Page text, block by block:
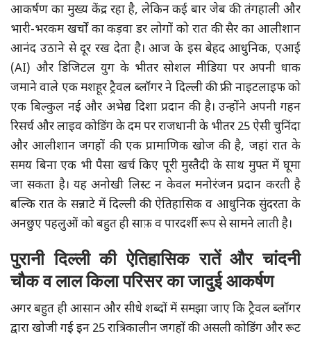
आकर्षण का मुख्य केंद्र रहा है, लेकिन कई बार जेब की तंगहाली और
भारी-भरकम खर्चों का कड़वा डर लोगों को रात की सैर का आलीशान
आनंद उठाने से दूर रख देता है। आज के इस बेहद आधुनिक, एआई
(AI) और डिजिटल युग के भीतर सोशल मीडिया पर अपनी धाक
जमाने वाले एक मशहूर ट्रैवल ब्लॉगर ने दिल्ली की फ्री नाइटलाइफ को
एक बिल्कुल नई और अभेद्य दिशा प्रदान की है। उन्होंने अपनी गहन
रिसर्च और लाइव कोडिंग के दम पर राजधानी के भीतर 25 ऐसी चुनिंदा
और आलीशान जगहों की एक प्रामाणिक खोज की है, जहां रात के
समय बिना एक भी पैसा खर्च किए पूरी मुस्तैदी के साथ मुफ्त में घूमा
जा सकता है। यह अनोखी लिस्ट न केवल मनोरंजन प्रदान करती है
बल्कि रात के सन्नाटे में दिल्ली की ऐतिहासिक व आधुनिक सुंदरता के
अनछुए पहलुओं को बहुत ही साफ़ व पारदर्शी रूप से सामने लाती है।
पुरानी दिल्ली की ऐतिहासिक रातें और चांदनी
चौक व लाल किला परिसर का जादुई आकर्षण
अगर बहुत ही आसान और सीधे शब्दों में समझा जाए कि ट्रैवल ब्लॉगर
द्वारा खोजी गई इन 25 रात्रिकालीन जगहों की असली कोडिंग और रूट